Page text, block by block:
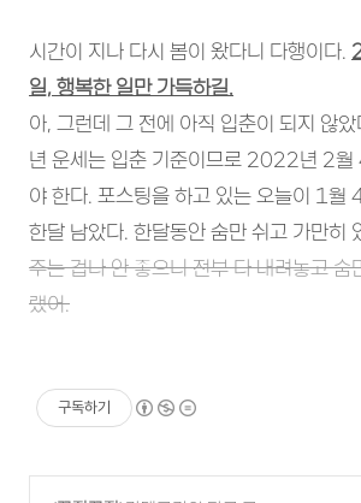
시간이 지나 다시 봄이 왔다니 다행이다.
일, 행복한 일만 가득하길.
아, 그런데 그 전에 아직 입춘이 되지 않
년 운세는 입춘 기준이므로 2022년 2
야 한다. 포스팅을 하고 있는 오늘이 1월
한달 남았다. 한달동안 숨만 쉬고 가만히
주는 겁나 안 좋으니 전부 다 내려놓고 숨
랬어.
구독하기